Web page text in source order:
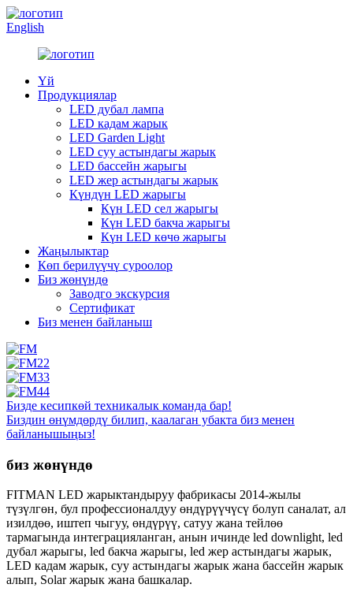
English
Үй
Продукциялар
LED дубал лампа
LED кадам жарык
LED Garden Light
LED суу астындагы жарык
LED бассейн жарыгы
LED жер астындагы жарык
Күндүн LED жарыгы
Күн LED сел жарыгы
Күн LED бакча жарыгы
Күн LED көчө жарыгы
Жаңылыктар
Көп берилүүчү суроолор
Биз жөнүндө
Заводго экскурсия
Сертификат
Биз менен байланыш
Бизде кесипкөй техникалык команда бар!
Биздин өнүмдөрдү билип, каалаган убакта биз менен
байланышыңыз!
биз жөнүндө
FITMAN LED жарыктандыруу фабрикасы 2014-жылы
түзүлгөн, бул профессионалдуу өндүрүүчүсү болуп саналат, ал
изилдөө, иштеп чыгуу, өндүрүү, сатуу жана тейлөө
тармагында интеграцияланган, анын ичинде led downlight, led
дубал жарыгы, led бакча жарыгы, led жер астындагы жарык,
LED кадам жарык, суу астындагы жарык жана бассейн жарык
алып, Solar жарык жана башкалар.